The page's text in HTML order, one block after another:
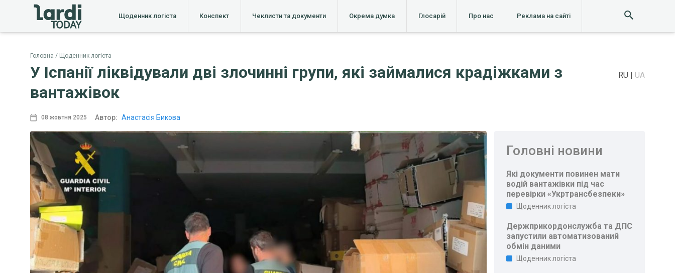
Щоденник логіста Конспект Чеклисти та документи Окрема думка Глосарій Про нас Реклама на сайті
Головна Щоденник логіста
У Іспанії ліквідували дві злочинні групи, які займалися крадіжками з
вантажівок
RU UA
08 жовтня 2025 Автор: Анастасія Бикова
Головні новини
Які документи повинен мати
водій вантажівки під час
перевірки «Укртрансбезпеки»
Щоденник логіста
Держприкордонслужба та ДПС
запустили автоматизований
обмін даними
Щоденник логіста